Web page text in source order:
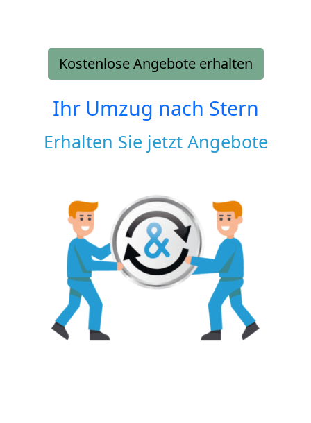
Kostenlose Angebote erhalten
Ihr Umzug nach Stern
Erhalten Sie jetzt Angebote